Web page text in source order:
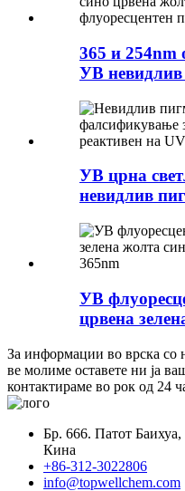
365 и 254nm
УВ
УВ црна
невидлив
УВ
црвена
За информации во врска со
ве молиме оставете ни ја
контактираме во рок од 24
Бр. 666. Патот Баихуа,
Кина
+86-312-3022806
info@topwellchem.com